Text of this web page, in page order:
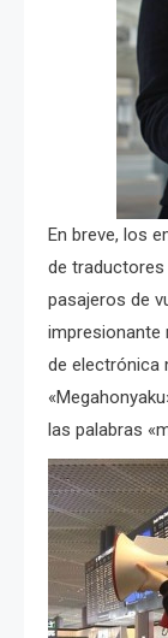
En breve, los
de
pasajeros de
impresionante
de electrónica
las palabras